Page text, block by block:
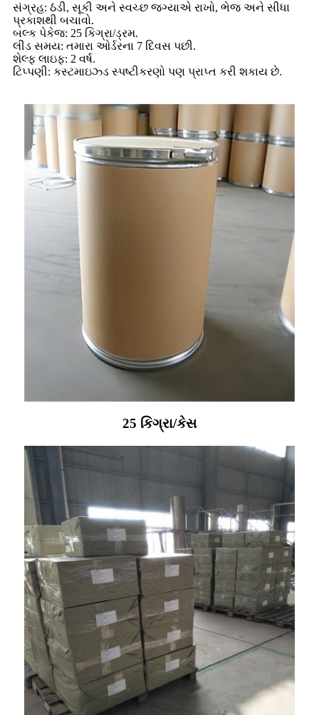
સંગ્રહ: ઠંડી, સૂકી અને સ્વચ્છ જગ્યાએ રાખો, ભેજ અને સીધા
પ્રકાશથી બચાવો.
બલ્ક પેકેજ: 25 કિગ્રા/ડ્રમ.
લીડ સમય: તમારા ઓર્ડરના 7 દિવસ પછી.
શેલ્ફ લાઇફ: 2 વર્ષ.
ટિપ્પણી: કસ્ટમાઇઝ્ડ સ્પષ્ટીકરણો પણ પ્રાપ્ત કરી શકાય છે.
25 કિગ્રા/કેસ